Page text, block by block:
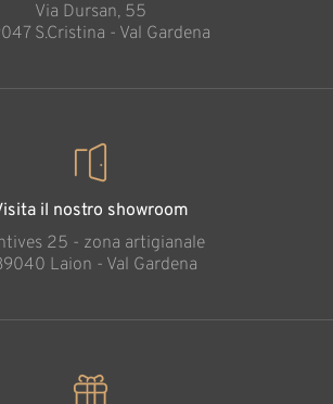
Via Dursan, 55
S.Cristina - Val Gardena
il nostro showroom
25 - zona artigianale
Laion - Val Gardena